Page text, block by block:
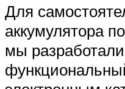
Для
аккумулятора
мы